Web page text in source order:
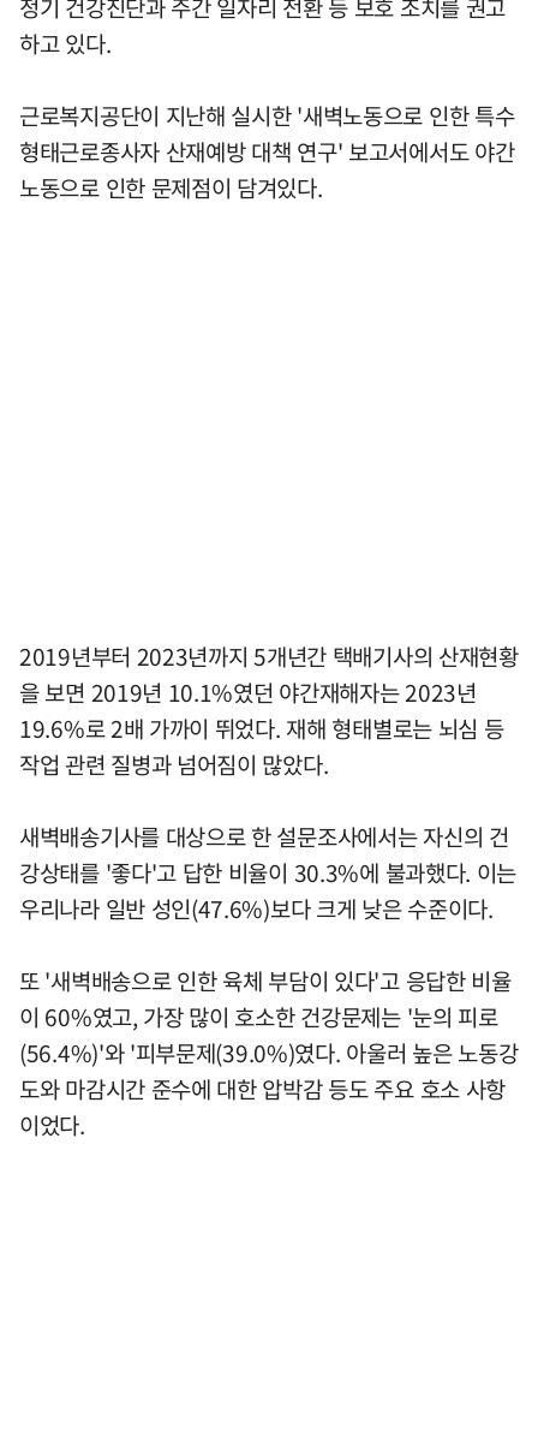
정기 건강진단과 주간 일자리 전환 등 보호 조치를 권고
하고 있다.
근로복지공단이 지난해 실시한 '새벽노동으로 인한 특수
형태근로종사자 산재예방 대책 연구' 보고서에서도 야간
노동으로 인한 문제점이 담겨있다.
2019년부터 2023년까지 5개년간 택배기사의 산재현황
을 보면 2019년 10.1%였던 야간재해자는 2023년
19.6%로 2배 가까이 뛰었다. 재해 형태별로는 뇌심 등
작업 관련 질병과 넘어짐이 많았다.
새벽배송기사를 대상으로 한 설문조사에서는 자신의 건
강상태를 '좋다'고 답한 비율이 30.3%에 불과했다. 이는
우리나라 일반 성인(47.6%)보다 크게 낮은 수준이다.
또 '새벽배송으로 인한 육체 부담이 있다'고 응답한 비율
이 60%였고, 가장 많이 호소한 건강문제는 '눈의 피로
(56.4%)'와 '피부문제(39.0%)였다. 아울러 높은 노동강
도와 마감시간 준수에 대한 압박감 등도 주요 호소 사항
이었다.